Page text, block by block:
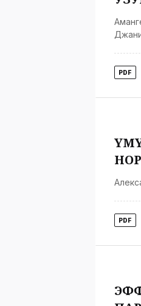
PDF
PDF